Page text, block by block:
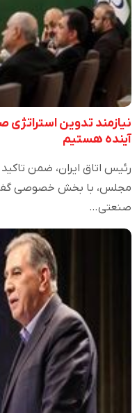
آینده هستیم
رئیس اتاق ایران، ضمن
مجلس، با بخش خصوصی گفت:
صنعتی…